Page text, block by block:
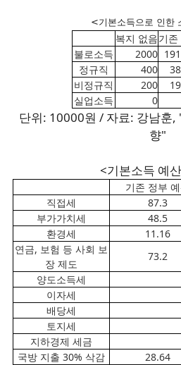
<기본소득으로 인한
복지 없음기존
불로소득
2000
정규직
400
비정규직
200
실업소득
0
단위: 10000원 / 자료: 강남훈,
향"
<기본소득 예
기존 정부
직접세
87.3
부가가치세
48.5
환경세
11.16
연금, 보험 등 사회 보
장 제도
73.2
양도소득세
이자세
배당세
토지세
지하경제 세금
국방 지출 30% 삭감
28.64